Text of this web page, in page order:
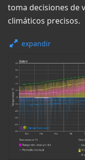
toma decisiones de
climáticos precisos.
expandir